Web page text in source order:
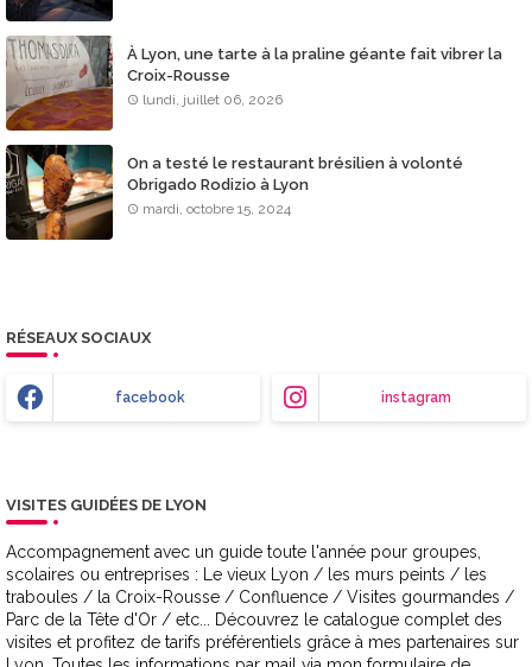
À Lyon, une tarte à la praline géante fait vibrer la
Croix-Rousse
lundi, juillet 06, 2026
On a testé le restaurant brésilien à volonté
Obrigado Rodizio à Lyon
mardi, octobre 15, 2024
RÉSEAUX SOCIAUX
facebook instagram
VISITES GUIDÉES DE LYON
Accompagnement avec un guide toute l'année pour groupes,
scolaires ou entreprises : Le vieux Lyon / les murs peints / les
traboules / la Croix-Rousse / Confluence / Visites gourmandes /
Parc de la Tête d'Or / etc... Découvrez le catalogue complet des
visites et profitez de tarifs préférentiels grâce à mes partenaires sur